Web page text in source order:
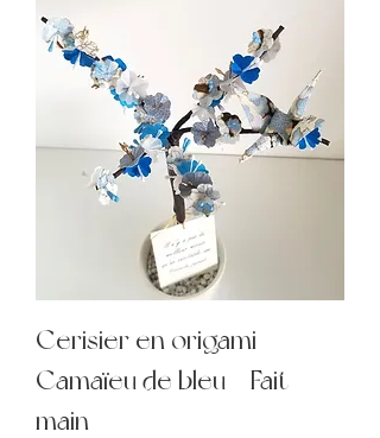
Cerisier en origami –
Camaïeu de bleu – Fait
main